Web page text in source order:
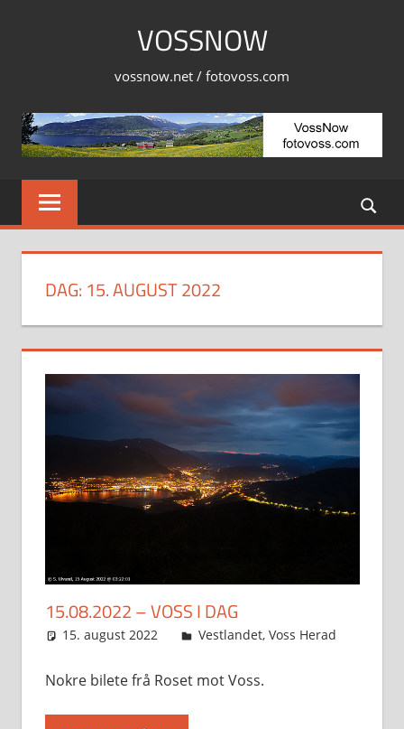
VOSSNOW
vossnow.net / fotovoss.com
DAG: 15. AUGUST 2022
15.08.2022 – VOSS I DAG
15. august 2022 Svein
Vestlandet, Voss Herad
Nokre bilete frå Roset mot Voss.